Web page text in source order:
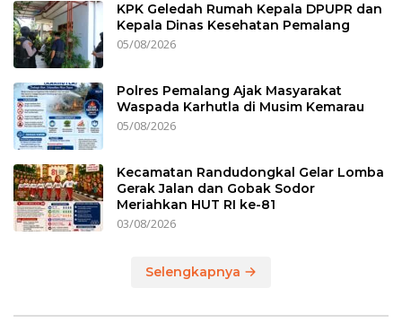
KPK Geledah Rumah Kepala DPUPR dan
Kepala Dinas Kesehatan Pemalang
05/08/2026
Polres Pemalang Ajak Masyarakat
Waspada Karhutla di Musim Kemarau
05/08/2026
Kecamatan Randudongkal Gelar Lomba
Gerak Jalan dan Gobak Sodor
Meriahkan HUT RI ke-81
03/08/2026
Selengkapnya